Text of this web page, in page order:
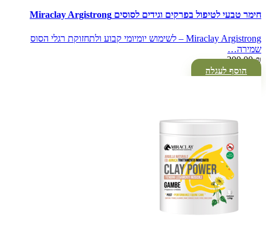
חימר טבעי לטיפול בפרקים וגידים לסוסים Miraclay Argistrong
Miraclay Argistrong – לשימוש יומיומי קבוע ולתחזוקת רגלי הסוס
שמירה…
200.00₪
הוסף לעגלה